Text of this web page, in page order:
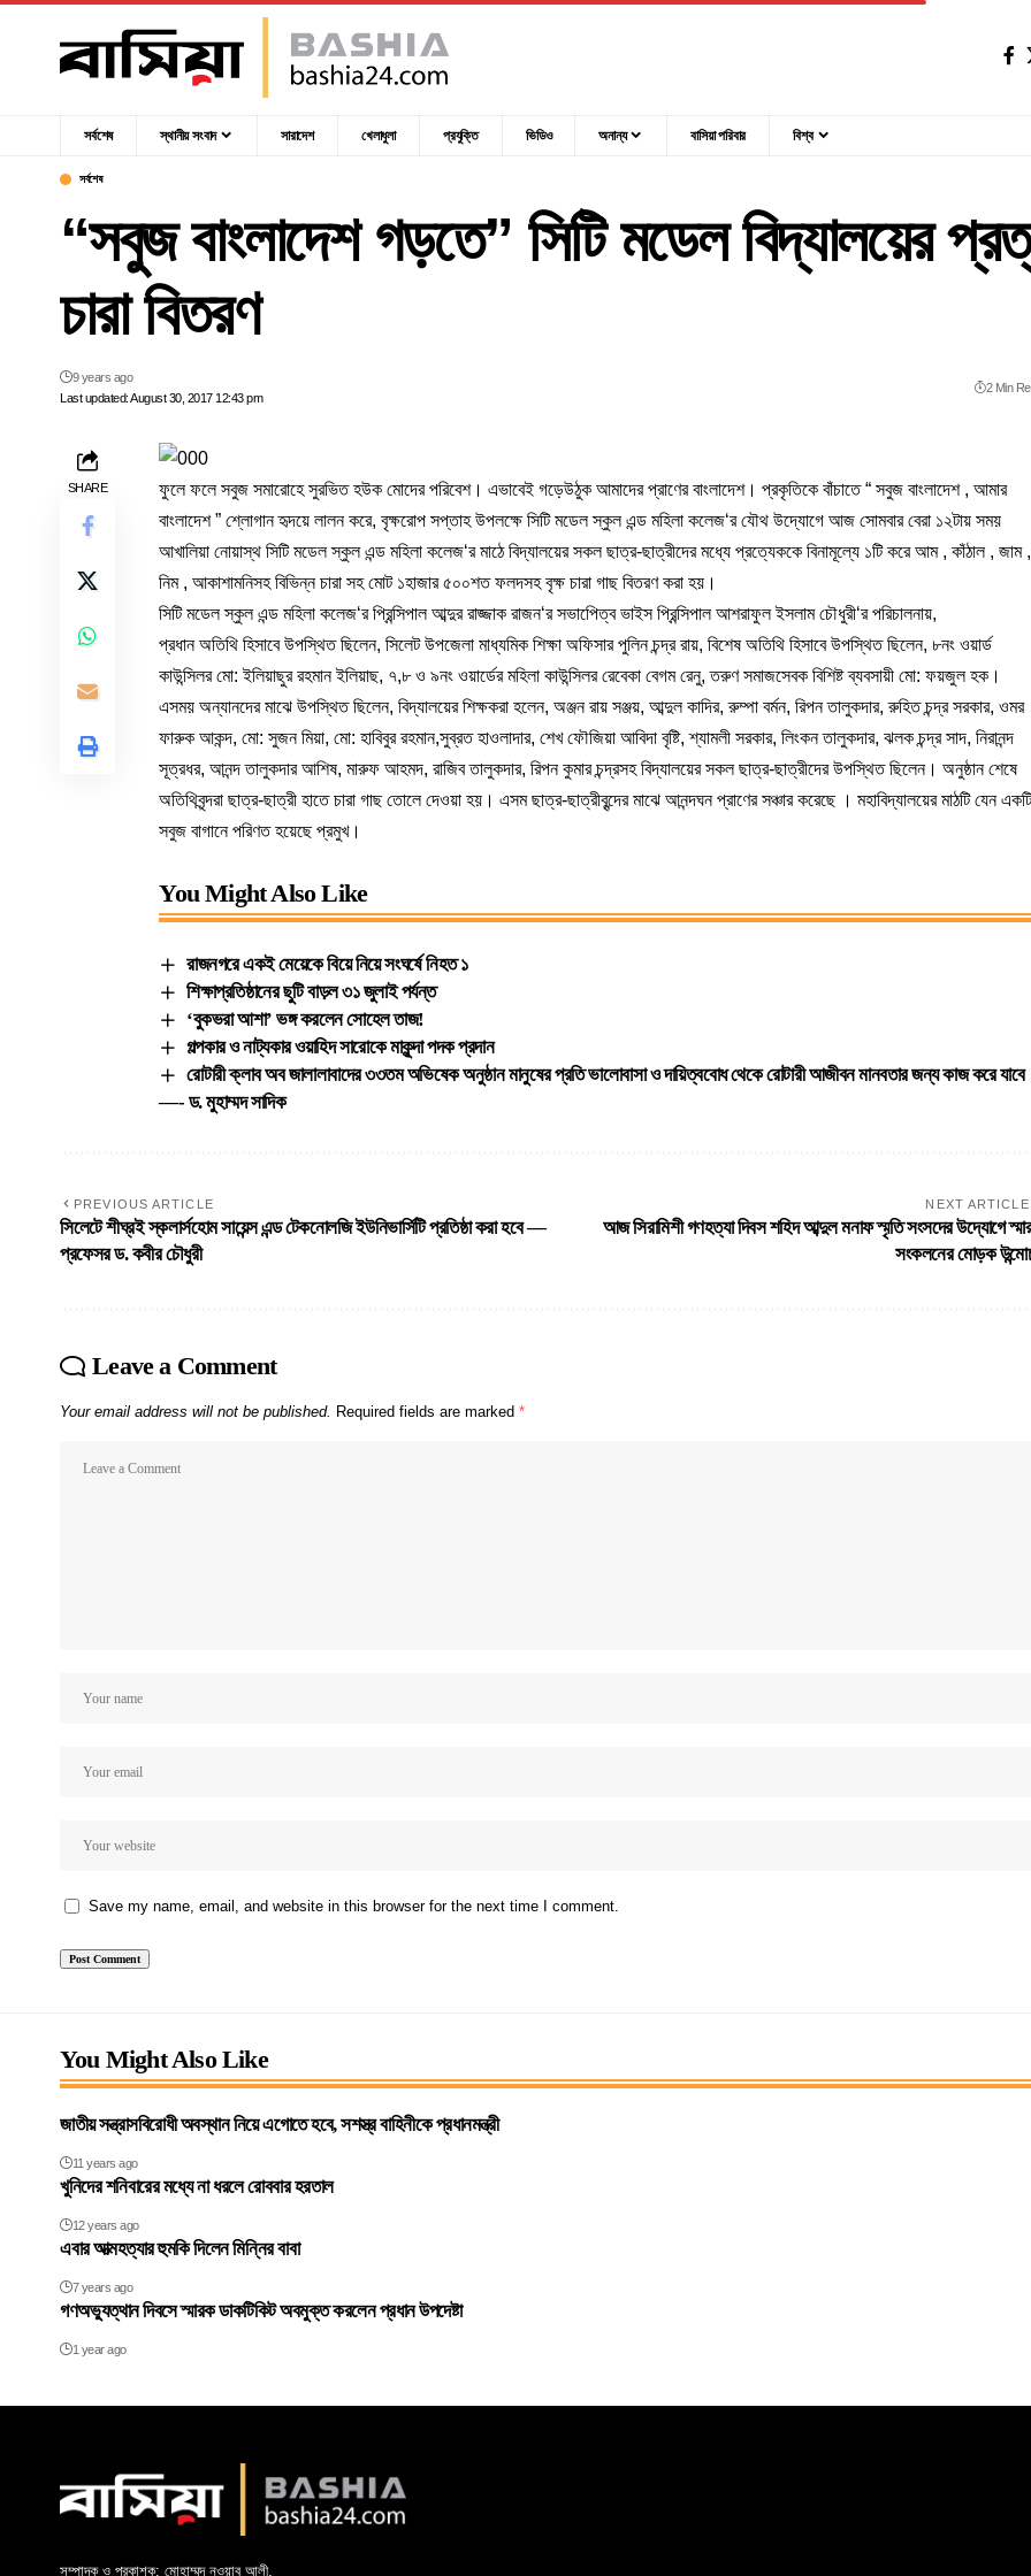
সর্বশেষ স্থানীয় সংবাদ সারাদেশ খেলাধুলা প্রযুক্তি ভিডিও অনান্য বাসিয়া পরিবার বিশ্ব
সর্বশেষ
“সবুজ বাংলাদেশ গড়তে” সিটি মডেল বিদ্যালয়ের
চারা বিতরণ
Last updated: August 30, 2017 12:43 pm
9 years ago
2 Min
SHARE
ফুলে ফলে সবুজ সমারোহে সুরভিত হউক মোদের পরিবেশ। এভাবেই গড়েউঠুক আমাদের প্রাণের বাংলাদেশ। প্রকৃতিকে বাঁচাতে “ সবুজ বাংলাদেশ , আমার
বাংলাদেশ ” শ্লোগান হৃদয়ে লালন করে, বৃক্ষরোপ সপ্তাহ উপলক্ষে সিটি মডেল স্কুল এন্ড মহিলা কলেজ‘র যৌথ উদ্যোগে আজ সোমবার বেরা ১২টায় সময়
আখালিয়া নোয়াস্থ সিটি মডেল স্কুল এন্ড মহিলা কলেজ‘র মাঠে বিদ্যালয়ের সকল ছাত্র-ছাত্রীদের মধ্যে প্রত্যেককে বিনামূল্যে ১টি করে আম , কাঁঠাল , জাম ,
নিম , আকাশামনিসহ বিভিন্ন চারা সহ মোট ১হাজার ৫০০শত ফলদসহ বৃক্ষ চারা গাছ বিতরণ করা হয়।
সিটি মডেল স্কুল এন্ড মহিলা কলেজ‘র প্রিন্সিপাল আব্দুর রাজ্জাক রাজন‘র সভাপেিত্ব ভাইস প্রিন্সিপাল আশরাফুল ইসলাম চৌধুরী‘র পরিচালনায়,
প্রধান অতিথি হিসাবে উপস্থিত ছিলেন, সিলেট উপজেলা মাধ্যমিক শিক্ষা অফিসার পুলিন চন্দ্র রায়, বিশেষ অতিথি হিসাবে উপস্থিত ছিলেন, ৮নং ওয়ার্ড
কাউন্সিলর মো: ইলিয়াছুর রহমান ইলিয়াছ, ৭,৮ ও ৯নং ওয়ার্ডের মহিলা কাউন্সিলর রেবেকা বেগম রেনু, তরুণ সমাজসেবক বিশিষ্ট ব্যবসায়ী মো: ফয়জুল হক।
এসময় অন্যানদের মাঝে উপস্থিত ছিলেন, বিদ্যালয়ের শিক্ষকরা হলেন, অঞ্জন রায় সঞ্জয়, আব্দুল কাদির, রুম্পা বর্মন, রিপন তালুকদার, রুহিত চন্দ্র সরকার, ওমর
ফারুক আকন্দ, মো: সুজন মিয়া, মো: হাবিবুর রহমান,সুব্রত হাওলাদার, শেখ ফৌজিয়া আবিদা বৃষ্টি, শ্যামলী সরকার, লিংকন তালুকদার, ঝলক চন্দ্র সাদ, নিরানন্দ
সূত্রধর, আনন্দ তালুকদার আশিষ, মারুফ আহমদ, রাজিব তালুকদার, রিপন কুমার চন্দ্রসহ বিদ্যালয়ের সকল ছাত্র-ছাত্রীদের উপস্থিত ছিলেন। অনুষ্ঠান শেষে
অতিথিবৃন্দরা ছাত্র-ছাত্রী হাতে চারা গাছ তোলে দেওয়া হয়। এসম ছাত্র-ছাত্রীবৃন্দের মাঝে আনন্দঘন প্রাণের সঞ্চার করেছে । মহাবিদ্যালয়ের মাঠটি যেন
সবুজ বাগানে পরিণত হয়েছে প্রমুখ।
You Might Also Like
রাজনগরে একই মেয়েকে বিয়ে নিয়ে সংঘর্ষে নিহত ১
শিক্ষাপ্রতিষ্ঠানের ছুটি বাড়ল ৩১ জুলাই পর্যন্ত
‘বুকভরা আশা’ ভঙ্গ করলেন সোহেল তাজ!
গল্পকার ও নাট্যকার ওয়াহিদ সারোকে মাকুন্দা পদক প্রদান
রোটারী ক্লাব অব জালালাবাদের ৩৩তম অভিষেক অনুষ্ঠান মানুষের প্রতি ভালোবাসা ও দায়িত্ববোধ থেকে রোটারী আজীবন মানবতার জন্য কাজ করে যাবে
—- ড. মুহাম্মদ সাদিক
PREVIOUS ARTICLE
সিলেটে শীঘ্রই স্কলার্সহোম সায়েন্স এন্ড টেকনোলজি ইউনিভার্সিটি প্রতিষ্ঠা করা হবে —
প্রফেসর ড. কবীর চৌধুরী
NEXT ARTICLE
আজ সিরামিশী গণহত্যা দিবস শহিদ আব্দুল মনাফ স্মৃতি সংসদের উদ্যোগে
সংকলনের মোড়ক
Leave a Comment
Your email address will not be published. Required fields are marked *
Save my name, email, and website in this browser for the next time I comment.
You Might Also Like
জাতীয় সন্ত্রাসবিরোধী অবস্থান নিয়ে এগোতে হবে, সশস্ত্র বাহিনীকে প্রধানমন্ত্রী
11 years ago
খুনিদের শনিবারের মধ্যে না ধরলে রোববার হরতাল
12 years ago
এবার আত্মহত্যার হুমকি দিলেন মিন্নির বাবা
7 years ago
গণঅভ্যুত্থান দিবসে স্মারক ডাকটিকিট অবমুক্ত করলেন প্রধান উপদেষ্টা
1 year ago
সম্পাদক ও প্রকাশক: মোহাম্মদ নওয়াব আলী,